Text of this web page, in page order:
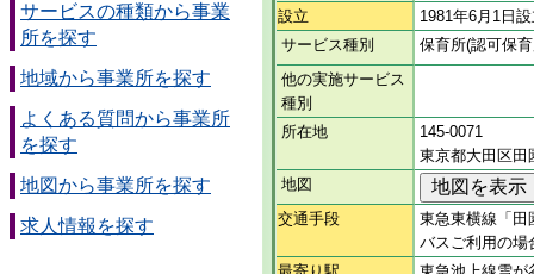
サービスの種類から事業
所を探す
地域から事業所を探す
よくある質問から事業所
を探す
地図から事業所を探す
求人情報を探す
設立
1981年6月1日
サービス種別
保育所(認可保
他の実施サービス
種別
所在地
145-0071
東京都大田区田
地図
交通手段
東急東横線「田
バスご利用の場